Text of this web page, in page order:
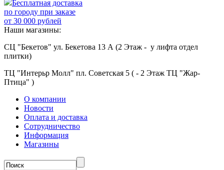
Бесплатная доставка
по городу при заказе
от 30 000 рублей
Наши магазины:
СЦ "Бекетов" ул. Бекетова 13 А (2 Этаж - у лифта отдел
плитки)
ТЦ "Интерьр Молл" пл. Советская 5 ( - 2 Этаж ТЦ "Жар-
Птица" )
О компании
Новости
Оплата и доставка
Сотрудничество
Информация
Магазины